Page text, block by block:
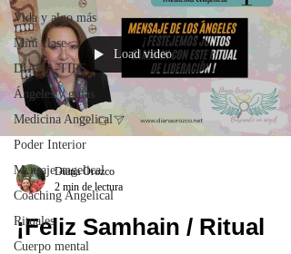
Vida y algo más
Mini clase
DIANA-TIPS
Ángeles y guías
Medicina Angelical
Poder Interior
Mensaje angelical
Coaching Angelical
Rituales
Cuerpo mental
Load video
Diana Orozco
2 min de lectura
¡Feliz Samhain / Ritual